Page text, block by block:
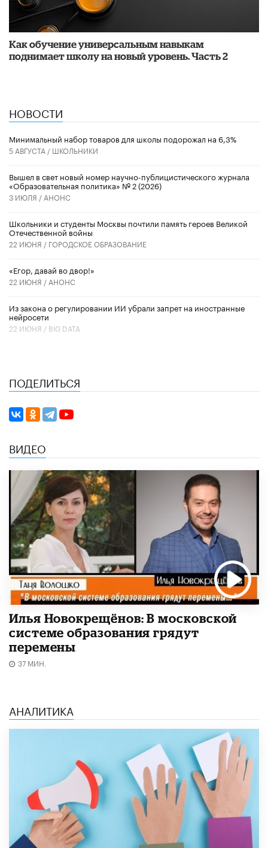
​Как обучение универсальным навыкам
поднимает школу на новый уровень. Часть 2
НОВОСТИ
Минимальный набор товаров для школы подорожал на 6,3%
5 АВГУСТА / ШКОЛЬНИКИ
Вышел в свет новый номер научно-публицистического журнала
«Образовательная политика» № 2 (2026)
3 ИЮЛЯ / АНОНС
Школьники и студенты Москвы почтили память героев Великой
Отечественной войны
22 ИЮНЯ / ГОРОДСКОЕ ОБРАЗОВАНИЕ
«Егор, давай во двор!»
22 ИЮНЯ / АНОНС
Из закона о регулировании ИИ убрали запрет на иностранные
нейросети
22 ИЮНЯ / BIG DATA
ПОДЕЛИТЬСЯ
ВИДЕО
Илья Новокрещёнов: В московской
системе образования грядут
перемены
37 МИН.
АНАЛИТИКА